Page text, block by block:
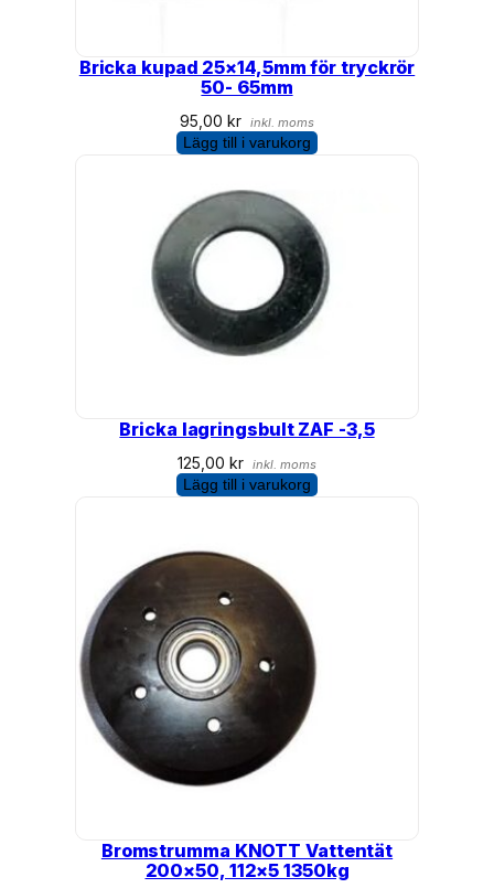
Bricka kupad 25×14,5mm för tryckrör
50- 65mm
95,00 kr inkl. moms
Lägg till i varukorg
Bricka lagringsbult ZAF -3,5
125,00 kr inkl. moms
Lägg till i varukorg
Bromstrumma KNOTT Vattentät
200×50, 112×5 1350kg